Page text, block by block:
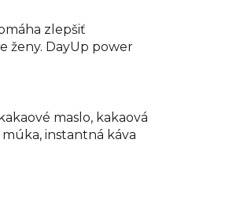
%, prírodné arómy, regulátor
93 kcal / 391 kJ
zlepšiť
ženy. DayUp power
maslo, kakaová
instantná káva